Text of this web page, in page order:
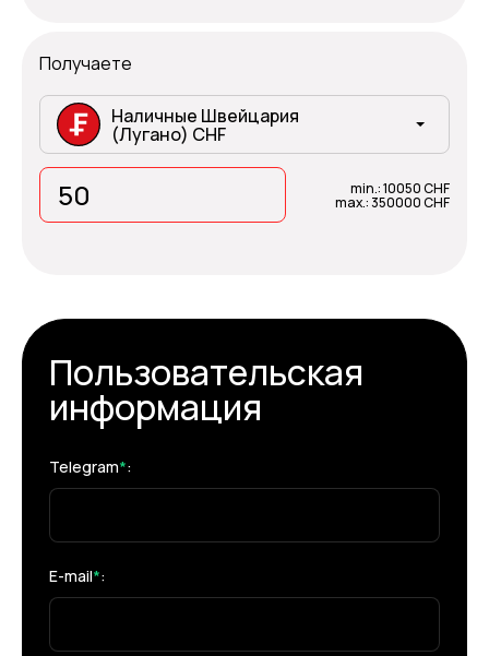
Получаете
Наличные Швейцария
(Лугано) CHF
min.: 10050 CHF
max.: 350000 CHF
Пользовательская
информация
Telegram*:
E-mail*: